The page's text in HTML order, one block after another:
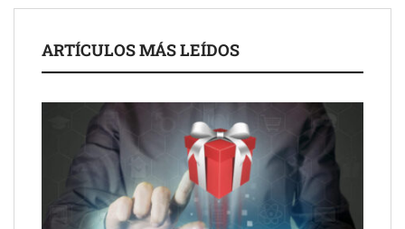
La luz roja, el nuevo aftersun, actúa en la recuperación de la piel
Eulalia Roig lanza ‘The Journal’, una revista digital mensual de
entrevistas y fotografía editorial
ARTÍCULOS MÁS LEÍDOS